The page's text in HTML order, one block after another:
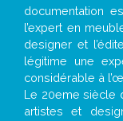
documentation
l’expert en
designer et
légitime une
considérable à
Le 20eme siècle
artistes et